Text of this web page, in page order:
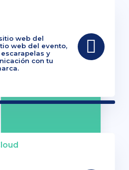
web del
web del evento,
y
con tu